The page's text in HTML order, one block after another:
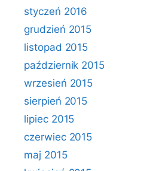
styczeń 2016
grudzień 2015
listopad 2015
październik 2015
wrzesień 2015
sierpień 2015
lipiec 2015
czerwiec 2015
maj 2015